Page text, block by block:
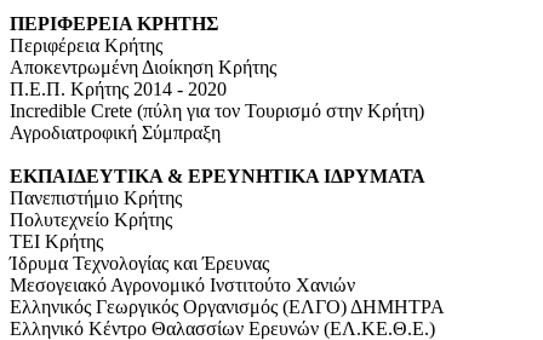
ΠΕΡΙΦΕΡΕΙΑ ΚΡΗΤΗΣ
Περιφέρεια Κρήτης
Αποκεντρωμένη Διοίκηση Κρήτης
Π.Ε.Π. Κρήτης 2014 - 2020
Incredible Crete (πύλη για τον Τουρισμό στην Κρήτη)
Αγροδιατροφική Σύμπραξη
ΕΚΠΑΙΔΕΥΤΙΚΑ & ΕΡΕΥΝΗΤΙΚΑ ΙΔΡΥΜΑΤΑ
Πανεπιστήμιο Κρήτης
Πολυτεχνείο Κρήτης
ΤΕΙ Κρήτης
Ίδρυμα Τεχνολογίας και Έρευνας
Μεσογειακό Αγρονομικό Ινστιτούτο Χανιών
Ελληνικός Γεωργικός Οργανισμός (ΕΛΓΟ) ΔΗΜΗΤΡΑ
Ελληνικό Κέντρο Θαλασσίων Ερευνών (ΕΛ.ΚΕ.Θ.Ε.)